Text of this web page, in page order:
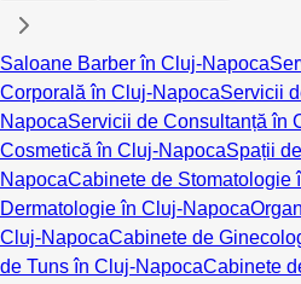
Saloane Barber în Cluj-Napoca
Corporală în Cluj-NapocaServicii
NapocaServicii de Consultanță în
Cosmetică în Cluj-NapocaSpații
NapocaCabinete de Stomatologie
Dermatologie în Cluj-Napoca
Cluj-NapocaCabinete de
de Tuns în Cluj-NapocaCabinete